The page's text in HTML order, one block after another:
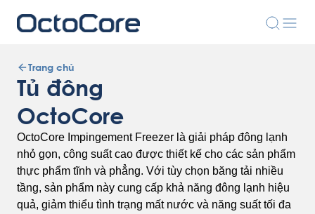
Trang chủ
Tủ đông
OctoCore
OctoCore Impingement Freezer là giải pháp đông lạnh
nhỏ gọn, công suất cao được thiết kế cho các sản phẩm
thực phẩm tĩnh và phẳng. Với tùy chọn băng tải nhiều
tầng, sản phẩm này cung cấp khả năng đông lạnh hiệu
quả, giảm thiểu tình trạng mất nước và năng suất tối đa